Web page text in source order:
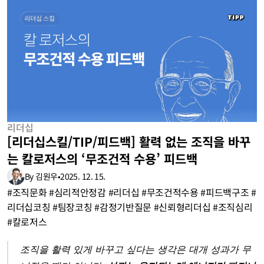
리더십
[리더십스킬/TIP/피드백] 활력 없는 조직을 바꾸
는 칼로저스의 ‘무조건적 수용’ 피드백
By 김원우•2025. 12. 15.
#조직문화 #심리적안정감 #리더십 #무조건적수용 #피드백구조 #
리더십코칭 #팀장코칭 #감정기반질문 #신뢰형리더십 #조직심리
#칼로저스
조직을 활력 있게 바꾸고 싶다는 생각은 대개 성과가 무